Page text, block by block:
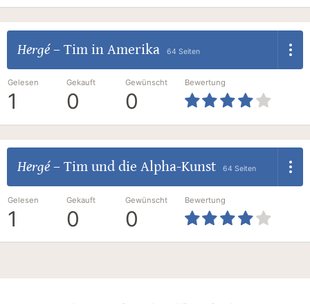
Hergé– Tim in Amerika 64 Seiten
Gelesen
1
Gekauft
0
Gewünscht
0
Bewertung
Hergé– Tim und die Alpha-Kunst 64 Seiten
Gelesen
1
Gekauft
0
Gewünscht
0
Bewertung